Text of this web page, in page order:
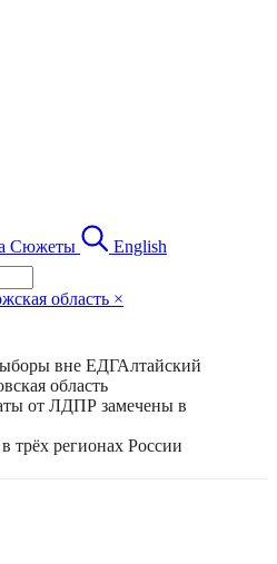
Сюжеты English
область ×
вне ЕДГАлтайский
область
от ЛДПР замечены в
трёх регионах России